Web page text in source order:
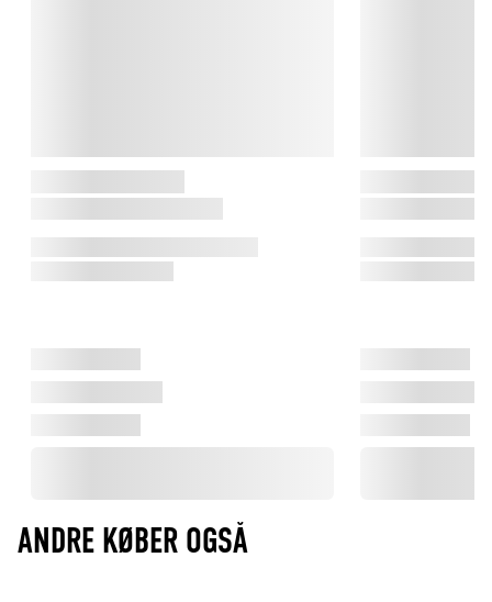
ANDRE KØBER OGSÅ